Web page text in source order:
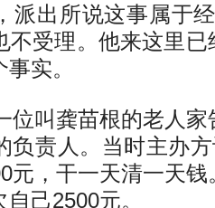
派出所说这事属于
不受理。他来这里
实。
位叫龚苗根的老人
负责人。当时主办
元，干一天清一天
己2500元。